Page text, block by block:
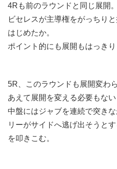
4Rも前のラウンドと同じ展開。
ビセレスが主導権をがっちり
はじめたか。
ポイント的にも展開もはっき
5R、このラウンドも展開変わら
あえて展開を変える必要もない
中盤にはジャブを連続で突き
リーがサイドへ逃げ出そうと
を叩きこむ。